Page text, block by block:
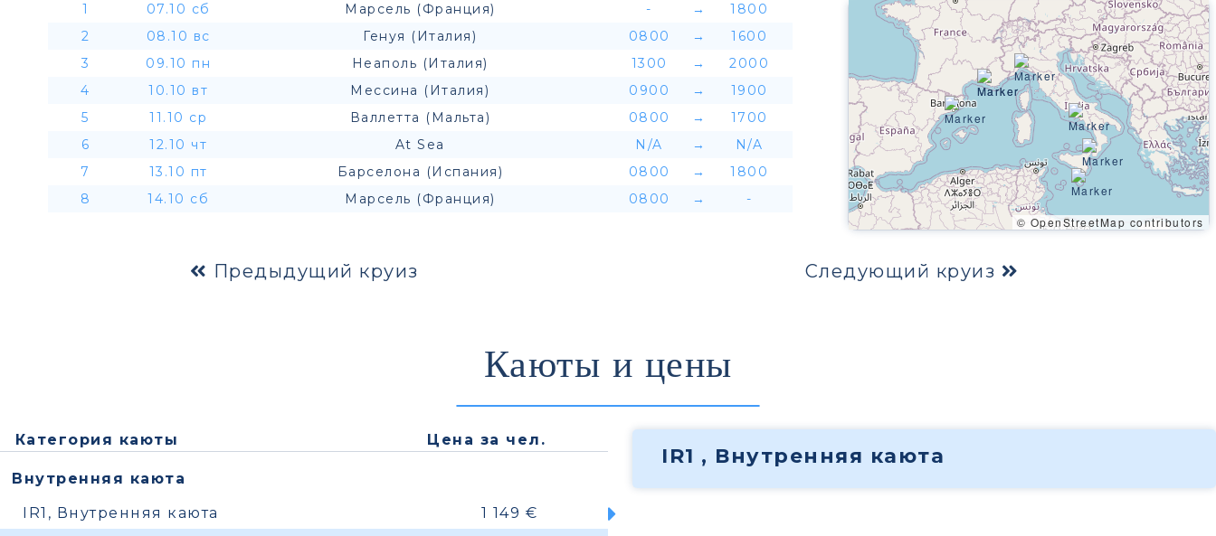
1 07.10 сб Марсель (Франция) - →
1800
2
08.10 вс Генуя (Италия) 0800 →
1600
3
09.10 пн Неаполь (Италия) 1300 →
2000
4
10.10 вт Мессина (Италия) 0900 →
1900
5
11.10 ср Валлетта (Мальта) 0800 →
1700
6
12.10 чт At Sea N/A →
N/A
7
13.10 пт Барселона (Испания) 0800 →
1800
8
14.10 сб Марсель (Франция) 0800 → -
© OpenStreetMap contributors
Предыдущий круиз Следующий круиз
Каюты и цены
Категория каюты Цена за чел.
Внутренняя каюта
IR1, Внутренняя каюта
1 149 €
IR1 , Внутренняя каюта